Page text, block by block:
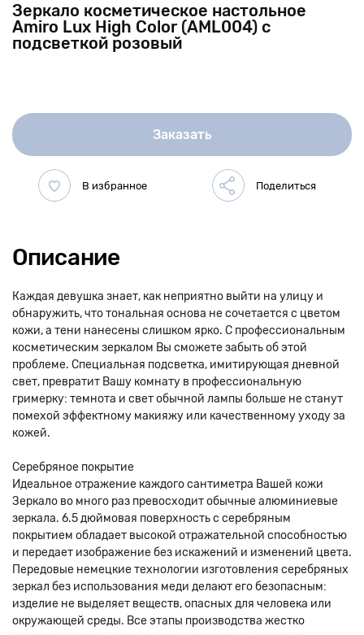
Зеркало косметическое настольное
Amiro Lux High Color (AML004) с
подсветкой розовый
Заказать
Описание
Каждая девушка знает, как неприятно выйти на улицу и
обнаружить, что тональная основа не сочетается с цветом
кожи, а тени нанесены слишком ярко. С профессиональным
косметическим зеркалом Вы сможете забыть об этой
проблеме. Специальная подсветка, имитирующая дневной
свет, превратит Вашу комнату в профессиональную
гримерку: темнота и свет обычной лампы больше не станут
помехой эффектному макияжу или качественному уходу за
кожей.
Серебряное покрытие
Идеальное отражение каждого сантиметра Вашей кожи
Зеркало во много раз превосходит обычные алюминиевые
зеркала. 6.5 дюймовая поверхность с серебряным
покрытием обладает высокой отражательной способностью
и передает изображение без искажений и изменений цвета.
Передовые немецкие технологии изготовления серебряных
зеркал без использования меди делают его безопасным:
изделие не выделяет веществ, опасных для человека или
окружающей среды. Все этапы производства жестко